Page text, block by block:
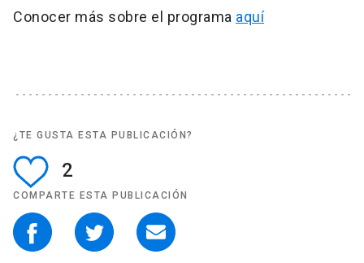
Conocer más sobre el programa aquí
¿TE GUSTA ESTA PUBLICACIÓN?
2
COMPARTE ESTA PUBLICACIÓN